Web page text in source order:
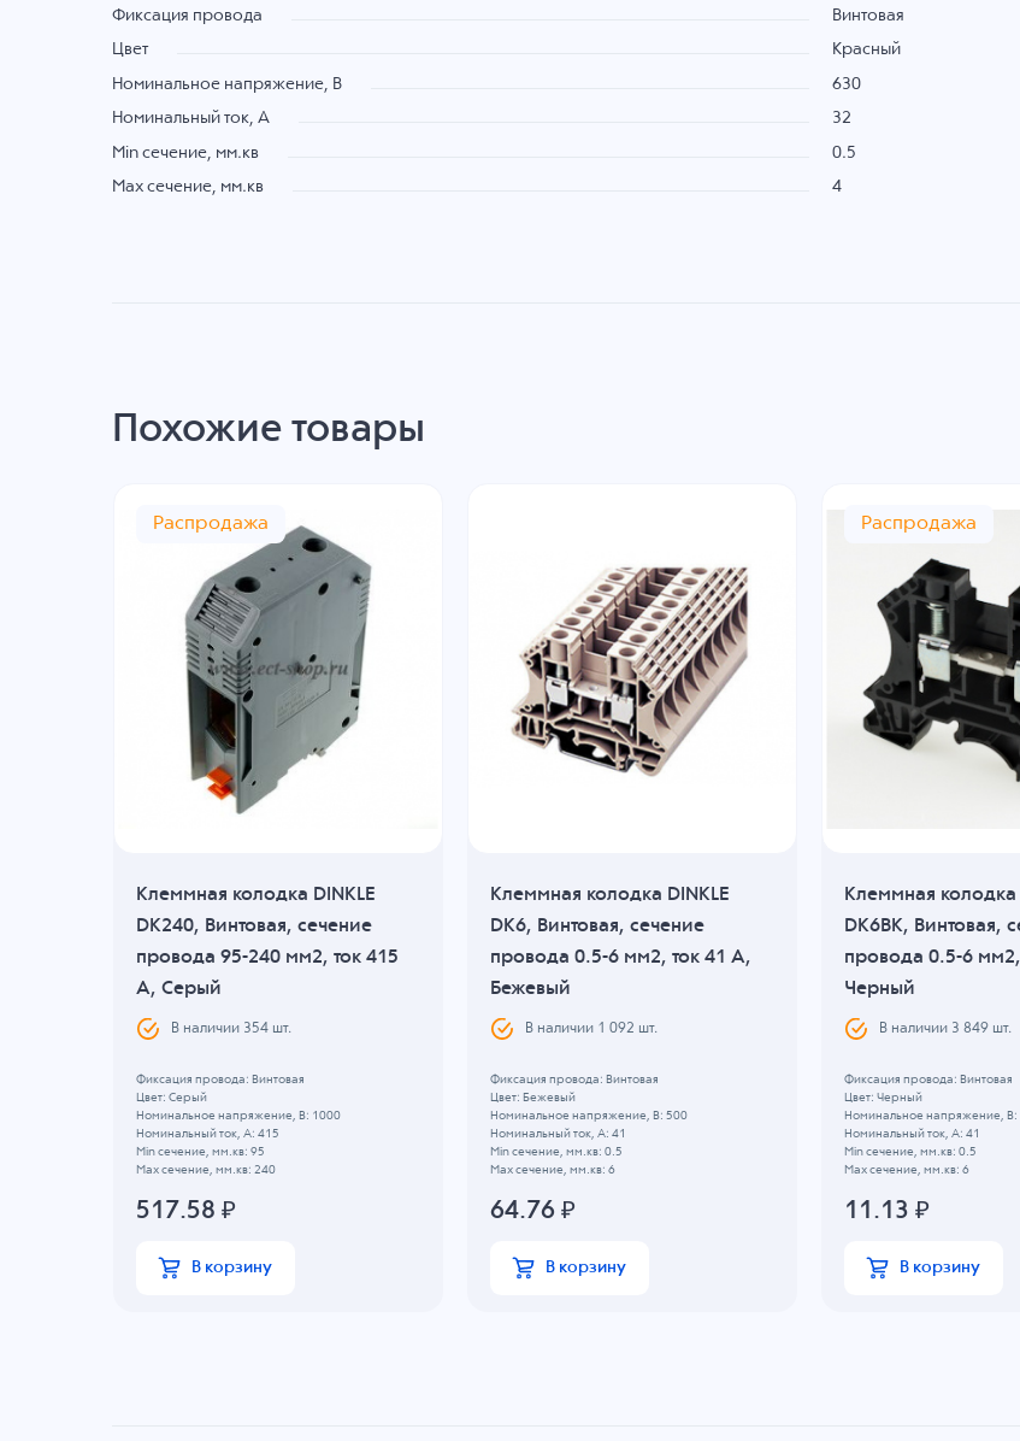
Фиксация провода Винтовая
Цвет Красный
Номинальное напряжение, B 630
Номинальный ток, А 32
Min сечение, мм.кв 0.5
Max сечение, мм.кв 4
Похожие товары
Распродажа
Клеммная колодка DINKLE
DK240, Винтовая, сечение
провода 95-240 мм2, ток 415
A, Серый
В наличии 354шт.
Фиксация провода: Винтовая
Цвет: Серый
Номинальное напряжение, B: 1000
Номинальный ток, А: 415
Min сечение, мм.кв: 95
Max сечение, мм.кв: 240
517.58 ₽
В корзину
Клеммная колодка DINKLE
DK6, Винтовая, сечение
провода 0.5-6 мм2, ток 41 A,
Бежевый
В наличии 1 092 шт.
Фиксация провода: Винтовая
Цвет: Бежевый
Номинальное напряжение, B: 500
Номинальный ток, А: 41
Min сечение, мм.кв: 0.5
Max сечение, мм.кв: 6
64.76 ₽
В корзину
Распродажа
Клеммная колодка
DK6BK, Винтовая,
провода 0.5-6 мм2,
Черный
В наличии 3 849шт.
Фиксация провода: Винтовая
Цвет: Черный
Номинальное напряжение, B:
Номинальный ток, А: 41
Min сечение, мм.кв: 0.5
Max сечение, мм.кв: 6
11.13 ₽
В корзину